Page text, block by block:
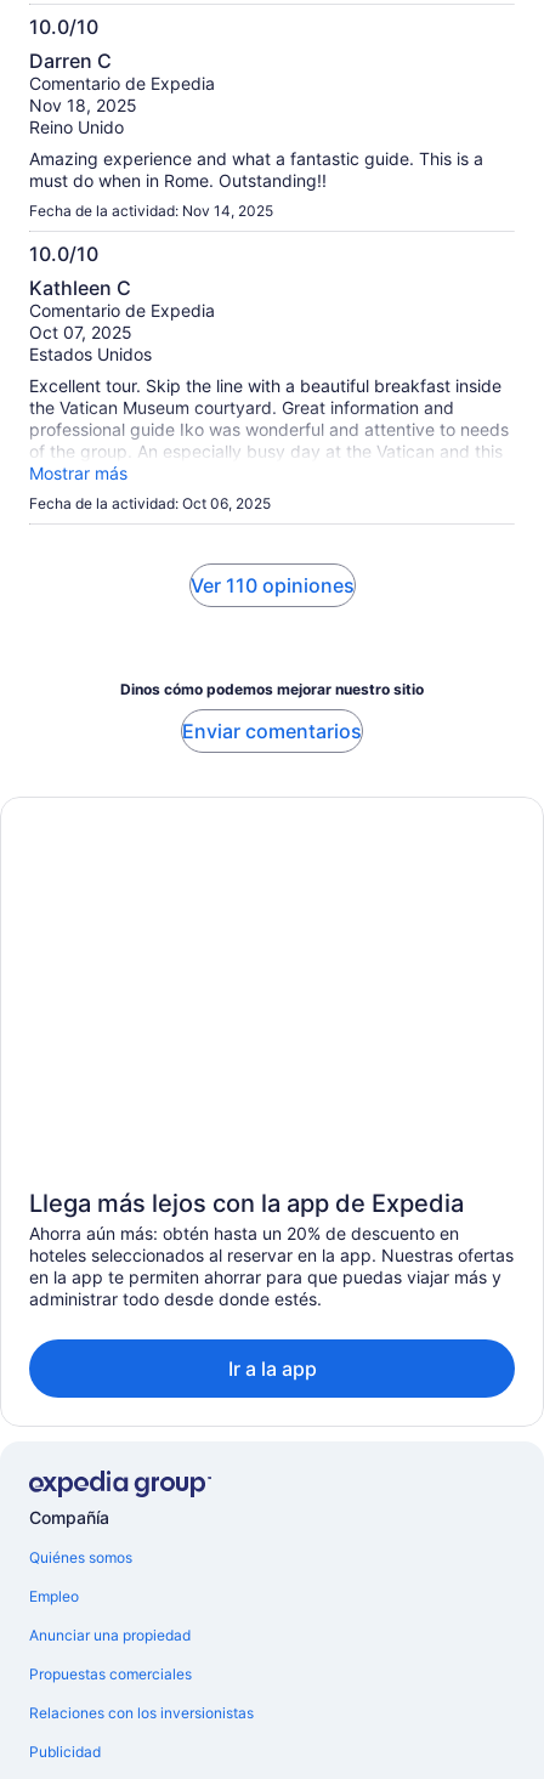
10.0/10
10.0
de
10
Darren C
Comentario de Expedia
Nov 18, 2025
Reino Unido
Amazing experience and what a fantastic guide. This is a
must do when in Rome. Outstanding!!
Fecha de la actividad: Nov 14, 2025
10.0/10
10.0
de
10
Kathleen C
Comentario de Expedia
Oct 07, 2025
Estados Unidos
Excellent tour. Skip the line with a beautiful breakfast inside
the Vatican Museum courtyard. Great information and
professional guide Iko was wonderful and attentive to needs
of the group. An especially busy day at the Vatican and this
tour saved us hours and hours of time that would have been
spent waiting in line! Thank you ver much! Highly
Mostrar más
Fecha de la actividad: Oct 06, 2025
Ver 110 opiniones
Dinos cómo podemos mejorar nuestro sitio
Enviar comentarios
Llega más lejos con la app de Expedia
Ahorra aún más: obtén hasta un 20% de descuento en
hoteles seleccionados al reservar en la app. Nuestras ofertas
en la app te permiten ahorrar para que puedas viajar más y
administrar todo desde donde estés.
Ir a la app
Compañía
Quiénes somos
Empleo
Anunciar una propiedad
Propuestas comerciales
Relaciones con los inversionistas
Publicidad